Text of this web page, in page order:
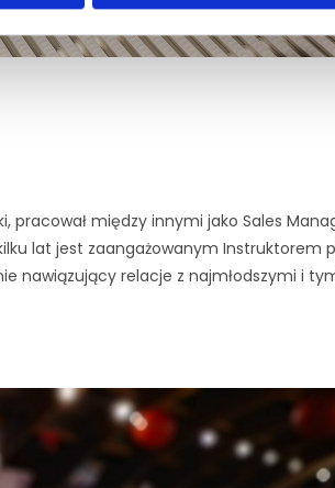
pracował między innymi jako Sales
lat jest zaangażowanym Instruktorem
nawiązujący relacje z najmłodszymi i